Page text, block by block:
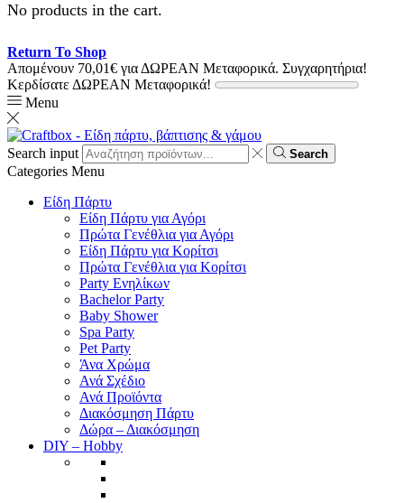
No products in the cart.
Return To Shop
Απομένουν 70,01€ για ΔΩΡΕΑΝ Μεταφορικά. Συγχαρητήρια!
Κερδίσατε ΔΩΡΕΑΝ Μεταφορικά!
Menu
Search input Search
Categories Menu
Είδη Πάρτυ
Είδη Πάρτυ για Αγόρι
Πρώτα Γενέθλια για Αγόρι
Είδη Πάρτυ για Κορίτσι
Πρώτα Γενέθλια για Κορίτσι
Party Ενηλίκων
Bachelor Party
Baby Shower
Spa Party
Pet Party
Άνα Χρώμα
Ανά Σχέδιο
Ανά Προϊόντα
Διακόσμηση Πάρτυ
Δώρα – Διακόσμηση
DIY – Hobby